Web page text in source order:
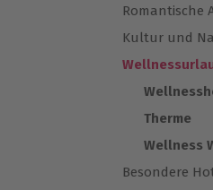
Romantische
Kultur und
Therme
Wellness
Besondere